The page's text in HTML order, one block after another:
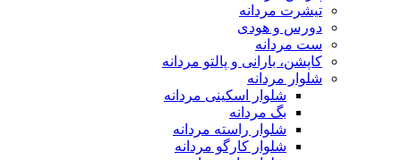
تیشرت مردانه
دورس و هودی
ست مردانه
کاپشن، بارانی و پالتو مردانه
شلوار مردانه
شلوار اسکینی مردانه
بگ مردانه
شلوار راسته مردانه
شلوار کارگو مردانه